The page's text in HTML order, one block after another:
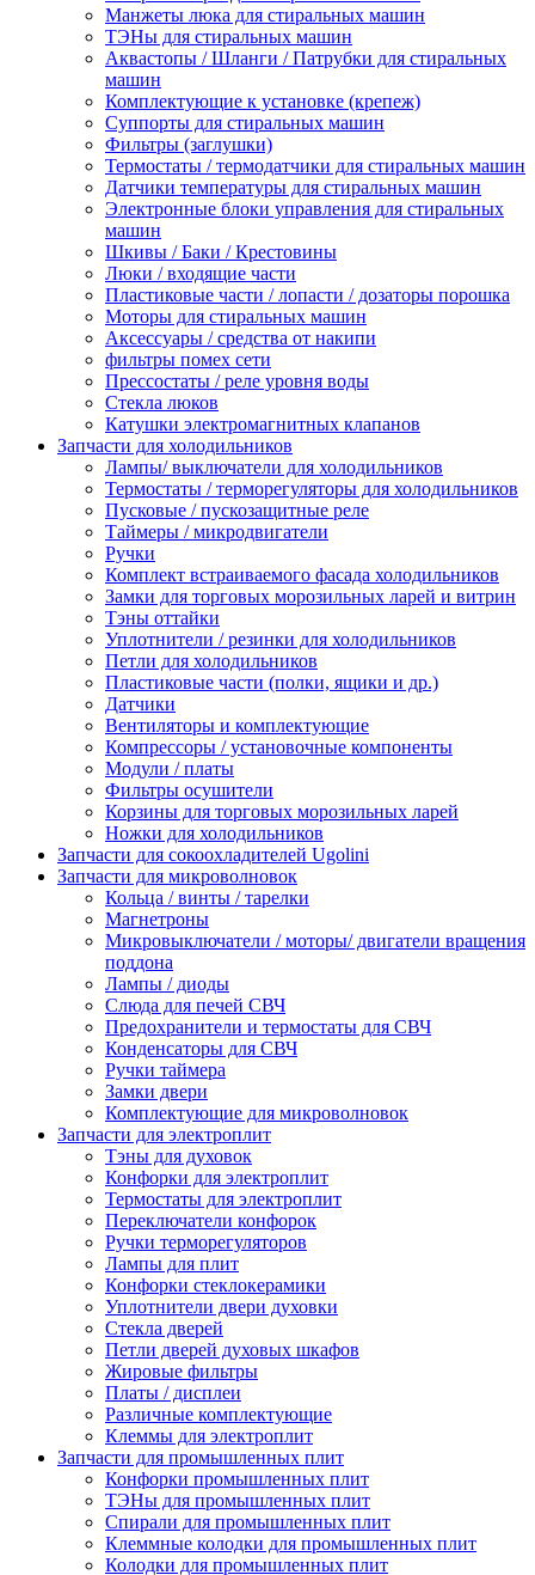
Манжеты люка для стиральных машин
ТЭНы для стиральных машин
Аквастопы / Шланги / Патрубки для стиральных
машин
Комплектующие к установке (крепеж)
Суппорты для стиральных машин
Фильтры (заглушки)
Термостаты / термодатчики для стиральных машин
Датчики температуры для стиральных машин
Электронные блоки управления для стиральных
машин
Шкивы / Баки / Крестовины
Люки / входящие части
Пластиковые части / лопасти / дозаторы порошка
Моторы для стиральных машин
Аксессуары / средства от накипи
фильтры помех сети
Прессостаты / реле уровня воды
Стекла люков
Катушки электромагнитных клапанов
Запчасти для холодильников
Лампы/ выключатели для холодильников
Термостаты / терморегуляторы для холодильников
Пусковые / пускозащитные реле
Таймеры / микродвигатели
Ручки
Комплект встраиваемого фасада холодильников
Замки для торговых морозильных ларей и витрин
Тэны оттайки
Уплотнители / резинки для холодильников
Петли для холодильников
Пластиковые части (полки, ящики и др.)
Датчики
Вентиляторы и комплектующие
Компрессоры / установочные компоненты
Модули / платы
Фильтры осушители
Корзины для торговых морозильных ларей
Ножки для холодильников
Запчасти для сокоохладителей Ugolini
Запчасти для микроволновок
Кольца / винты / тарелки
Магнетроны
Микровыключатели / моторы/ двигатели вращения
поддона
Лампы / диоды
Слюда для печей СВЧ
Предохранители и термостаты для СВЧ
Конденсаторы для СВЧ
Ручки таймера
Замки двери
Комплектующие для микроволновок
Запчасти для электроплит
Тэны для духовок
Конфорки для электроплит
Термостаты для электроплит
Переключатели конфорок
Ручки терморегуляторов
Лампы для плит
Конфорки стеклокерамики
Уплотнители двери духовки
Стекла дверей
Петли дверей духовых шкафов
Жировые фильтры
Платы / дисплеи
Различные комплектующие
Клеммы для электроплит
Запчасти для промышленных плит
Конфорки промышленных плит
ТЭНы для промышленных плит
Спирали для промышленных плит
Клеммные колодки для промышленных плит
Колодки для промышленных плит